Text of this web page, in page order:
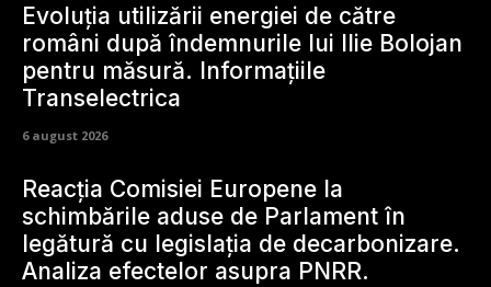
Evoluția utilizării energiei de către
români după îndemnurile lui Ilie Bolojan
pentru măsură. Informațiile
Transelectrica
6 august 2026
Reacția Comisiei Europene la
schimbările aduse de Parlament în
legătură cu legislația de decarbonizare.
Analiza efectelor asupra PNRR.